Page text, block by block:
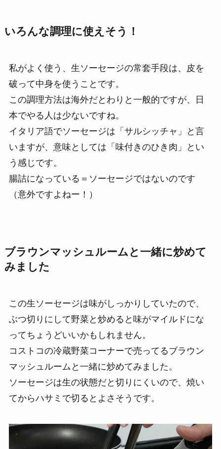
いろんな調理に使えそう！
私がよく使う、生ソーセージの常套手段は、皮を
破って中身を使うことです。
この調理方法は海外だとわりと一般的ですが、日
本でやる人は少ないですね。
イタリア語でソーセージは「サルシッチャ」と言
いますが、意味としては「味付きのひき肉」とい
う感じです。
腸詰になっている＝ソーセージではないのです
（意外ですよねー！）
ブラウンマッシュルームと一緒に炒めて
みました
この生ソーセージは味がしっかりしていたので、
ぶつ切りにして野菜と炒めると味がマイルドにな
ってちょうどいいかもしれません。
コストコの冷蔵野菜コーナーで売ってるブラウン
マッシュルームと一緒に炒めてみました。
ソーセージは生の状態だと切りにくいので、焼い
てからハサミで切るとよさそうです。